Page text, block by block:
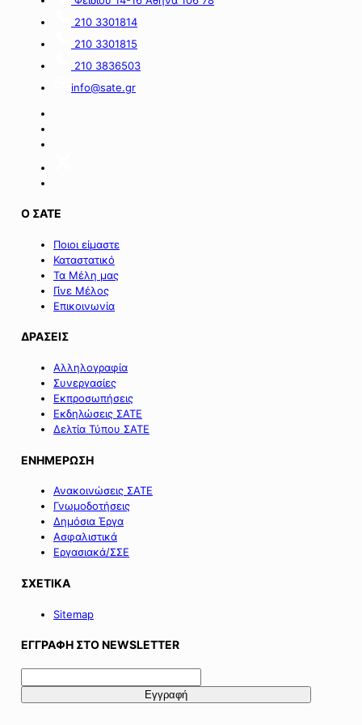
πόρους
Πράσινου
Ταμείου».
ειδικού
στήριξης
210 3301814
210 3301815
210 3836503
info@sate.gr
Ο ΣΑΤΕ
Ποιοι είμαστε
Καταστατικό
Τα Μέλη μας
Γίνε Μέλος
Επικοινωνία
ΔΡΑΣΕΙΣ
Αλληλογραφία
Συνεργασίες
Εκπροσωπήσεις
Εκδηλώσεις ΣΑΤΕ
Δελτία Τύπου ΣΑΤΕ
ΕΝΗΜΕΡΩΣΗ
Ανακοινώσεις ΣΑΤΕ
Γνωμοδοτήσεις
Δημόσια Έργα
Ασφαλιστικά
Εργασιακά/ΣΣΕ
ΣΧΕΤΙΚΑ
Sitemap
ΕΓΓΡΑΦΗ ΣΤΟ NEWSLETTER